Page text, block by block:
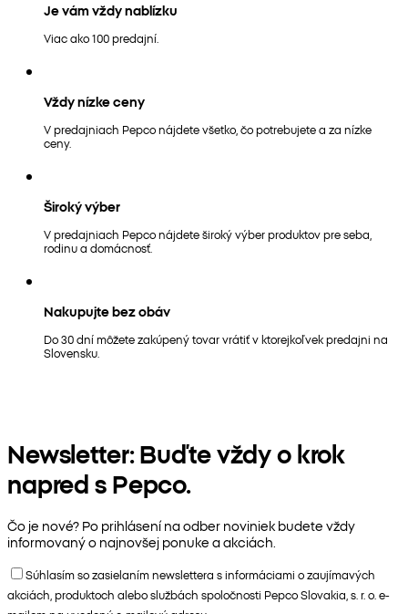
Je vám vždy nablízku
Viac ako 100 predajní.
Vždy nízke ceny
V predajniach Pepco nájdete všetko, čo potrebujete a za nízke
ceny.
Široký výber
V predajniach Pepco nájdete široký výber produktov pre seba,
rodinu a domácnosť.
Nakupujte bez obáv
Do 30 dní môžete zakúpený tovar vrátiť v ktorejkoľvek predajni na
Slovensku.
Newsletter: Buďte vždy o krok
napred s Pepco.
Čo je nové? Po prihlásení na odber noviniek budete vždy
informovaný o najnovšej ponuke a akciách.
Súhlasím so zasielaním newslettera s informáciami o zaujímavých
akciách, produktoch alebo službách spoločnosti Pepco Slovakia, s. r. o. e-